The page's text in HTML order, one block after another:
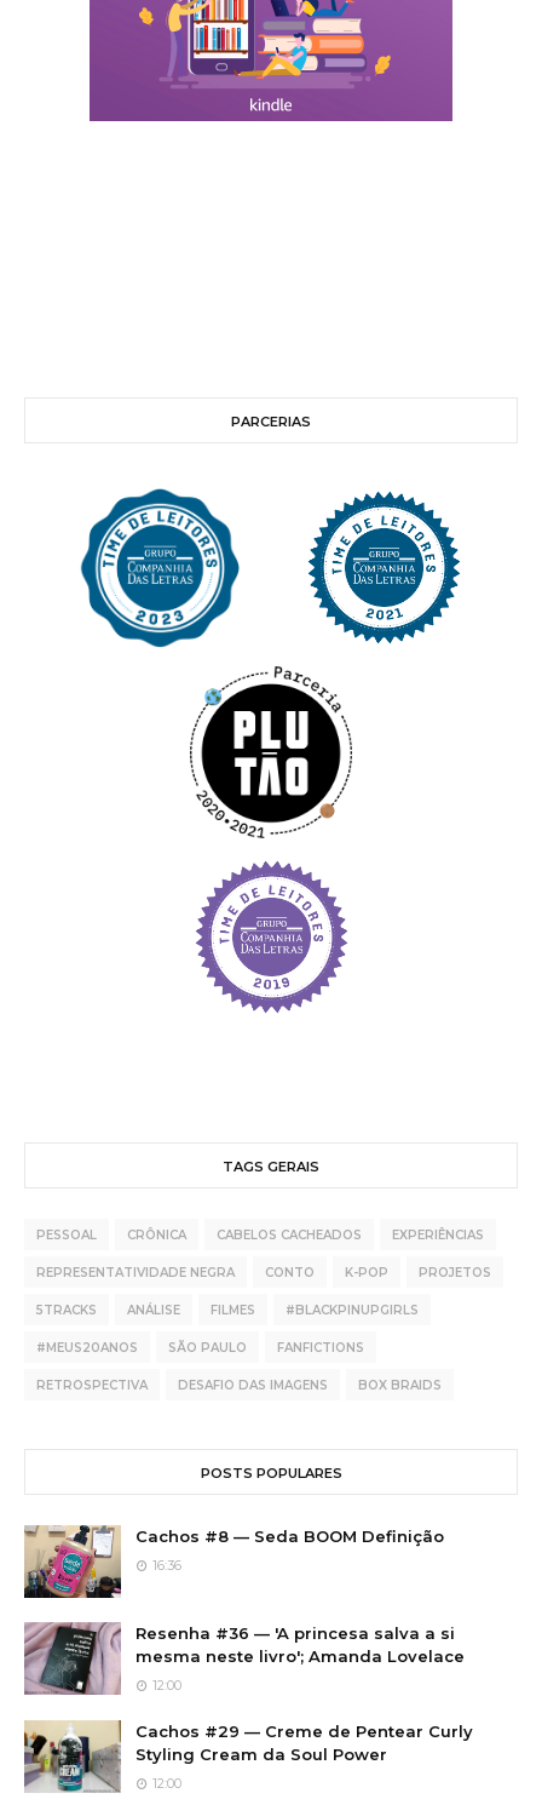
PARCERIAS
TAGS GERAIS
PESSOAL CRÔNICA CABELOS CACHEADOS EXPERIÊNCIAS
REPRESENTATIVIDADE NEGRA CONTO K-POP PROJETOS
5TRACKS ANÁLISE FILMES #BLACKPINUPGIRLS
#MEUS20ANOS SÃO PAULO FANFICTIONS
RETROSPECTIVA DESAFIO DAS IMAGENS BOX BRAIDS
POSTS POPULARES
Cachos #8 — Seda BOOM Definição
16:36
Resenha #36 — 'A princesa salva a si
mesma neste livro'; Amanda Lovelace
12:00
Cachos #29 — Creme de Pentear Curly
Styling Cream da Soul Power
12:00